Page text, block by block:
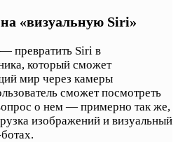
«визуальную Siri»
— превратить Siri в
который сможет
мир через камеры
сможет посмотреть
о нем — примерно так же,
изображений и визуальный